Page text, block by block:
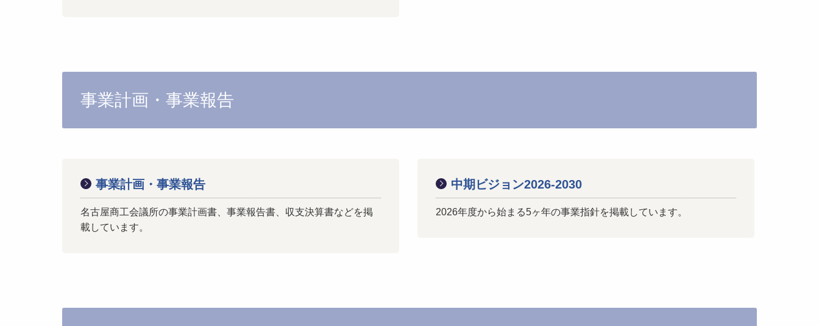
事業計画・事業報告
事業計画・事業報告
名古屋商工会議所の事業計画書、事業報告書、収支決算書などを掲
載しています。
中期ビジョン2026-2030
2026年度から始まる5ヶ年の事業指針を掲載しています。